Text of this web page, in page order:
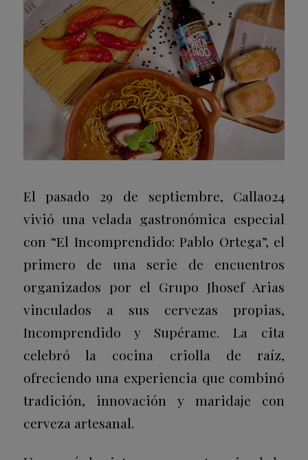
El pasado 29 de septiembre, Callao24
vivió una velada gastronómica especial
con “El Incomprendido: Pablo Ortega”, el
primero de una serie de encuentros
organizados por el Grupo Jhosef Arias
vinculados a sus cervezas propias,
Incomprendido y Supérame. La cita
celebró la cocina criolla de raíz,
ofreciendo una experiencia que combinó
tradición, innovación y maridaje con
cerveza artesanal.